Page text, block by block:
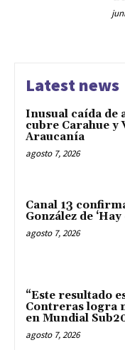
Latest news
Inusual caída de
cubre Carahue y
Araucanía
agosto 7, 2026
Canal 13
González de
agosto 7, 2026
“Este resultado
Contreras logra
en Mundial
agosto 7, 2026